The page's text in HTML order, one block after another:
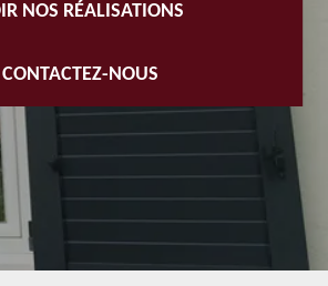
NOS RÉALISATIONS
CONTACTEZ-NOUS